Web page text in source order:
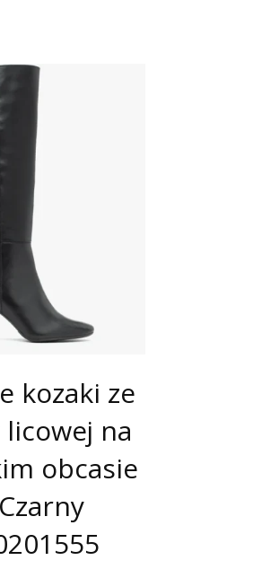
kozaki ze
na
obcasie